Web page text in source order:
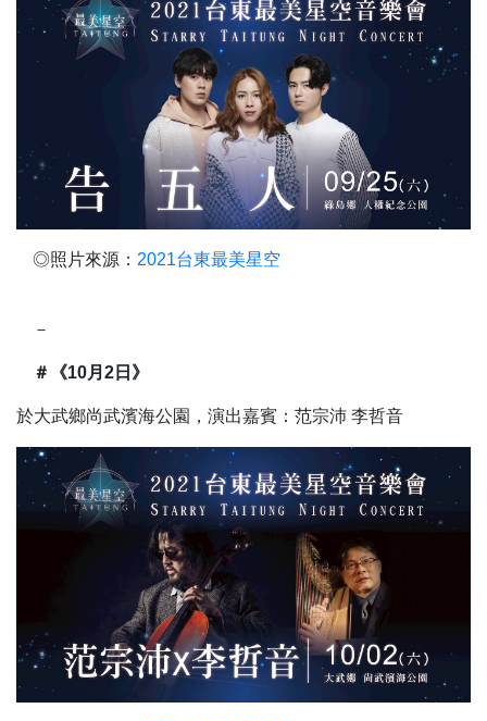
◎照片來源： 2021台東最美星空
－
＃《10月2日》
於大武鄉尚武濱海公園，演出嘉賓：范宗沛 李哲音